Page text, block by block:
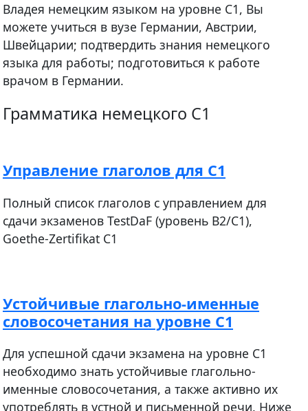
Владея немецким языком на уровне С1, Вы
можете учиться в вузе Германии, Австрии,
Швейцарии; подтвердить знания немецкого
языка для работы; подготовиться к работе
врачом в Германии.
Грамматика немецкого C1
Управление глаголов для С1
Полный список глаголов с управлением для
сдачи экзаменов TestDaF (уровень B2/C1),
Goethe-Zertifikat C1
Устойчивые глагольно-именные
словосочетания на уровне С1
Для успешной сдачи экзамена на уровне C1
необходимо знать устойчивые глагольно-
именные словосочетания, а также активно их
употреблять в устной и письменной речи. Ниже